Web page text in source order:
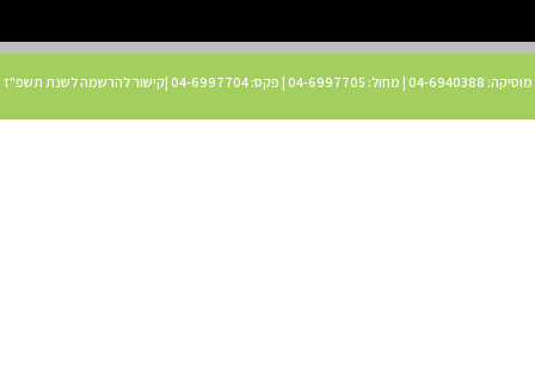
מוסיקה: 04-6940388 | מחול: 04-6997705 | פקס:04-6997704
|קישור להרשמה לשנת תשפ"ז